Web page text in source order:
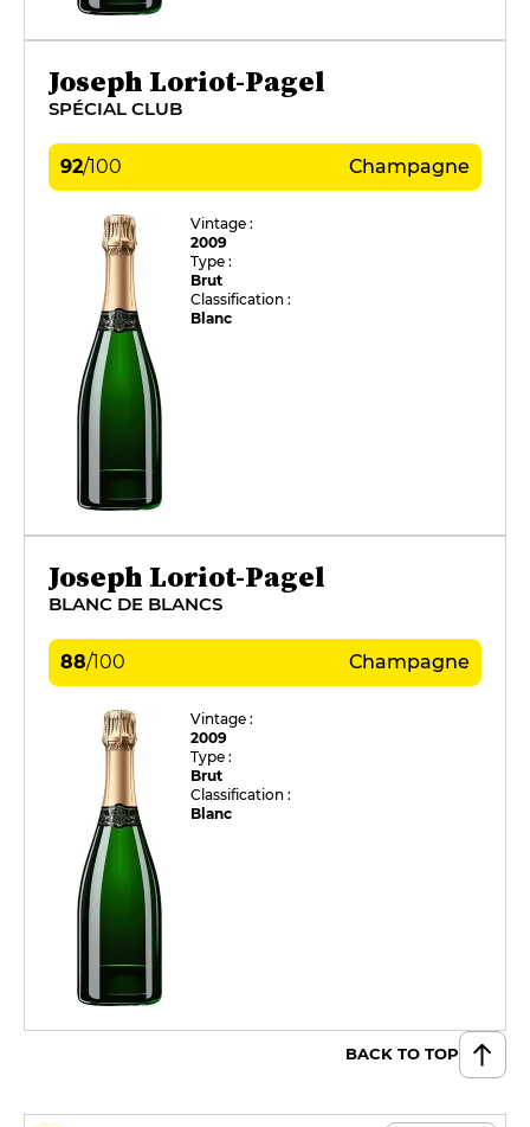
Joseph Loriot-Pagel
SPÉCIAL CLUB
92/100 Champagne
Vintage :
2009
Type :
Brut
Classification :
Blanc
Joseph Loriot-Pagel
BLANC DE BLANCS
88/100 Champagne
Vintage :
2009
Type :
Brut
Classification :
Blanc
BACK TO TOP